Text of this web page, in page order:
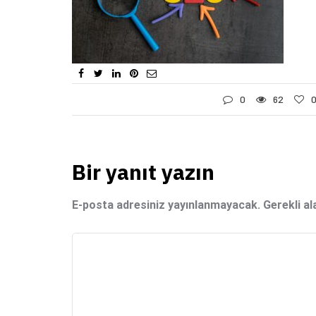
0 62 0
Bir yanıt yazın
E-posta adresiniz yayınlanmayacak. Gerekli